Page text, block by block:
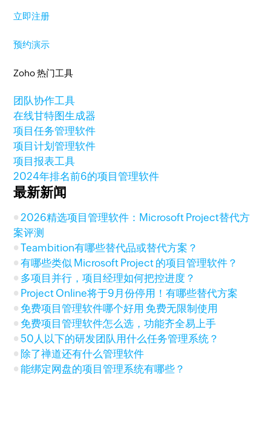
立即注册
预约演示
Zoho 热门工具
团队协作工具
在线甘特图生成器
项目任务管理软件
项目计划管理软件
项目报表工具
2024年排名前6的项目管理软件
最新新闻
2026精选项目管理软件：Microsoft Project替代方
案评测
Teambition有哪些替代品或替代方案？
有哪些类似 Microsoft Project 的项目管理软件？
多项目并行，项目经理如何把控进度？
Project Online将于9月份停用！有哪些替代方案
免费项目管理软件哪个好用 免费无限制使用
免费项目管理软件怎么选，功能齐全易上手
50人以下的研发团队用什么任务管理系统？
除了禅道还有什么管理软件
能绑定网盘的项目管理系统有哪些？